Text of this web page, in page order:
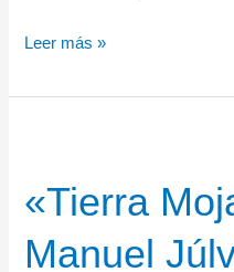
Tras
sombra
submarino
Robert
Leer más »
«Tierra
Manuel